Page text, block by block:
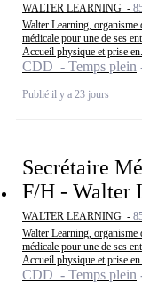
WALTER LEARNING -
Walter Learning, organisme
médicale pour une de ses
Accueil physique et prise
CDD - Temps plein
Publié il y a 23 jours
Secrétaire
F/H - Walter
WALTER LEARNING -
Walter Learning, organisme
médicale pour une de ses
Accueil physique et prise
CDD - Temps plein